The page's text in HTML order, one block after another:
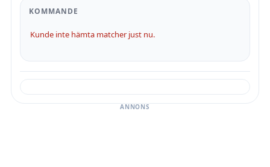
KOMMANDE
Kunde inte hämta matcher just nu.
ANNONS